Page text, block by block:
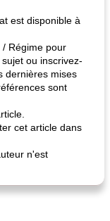
est disponible à
Régime pour
ou inscrivez-
dernières mises
sont
cet article dans
n'est